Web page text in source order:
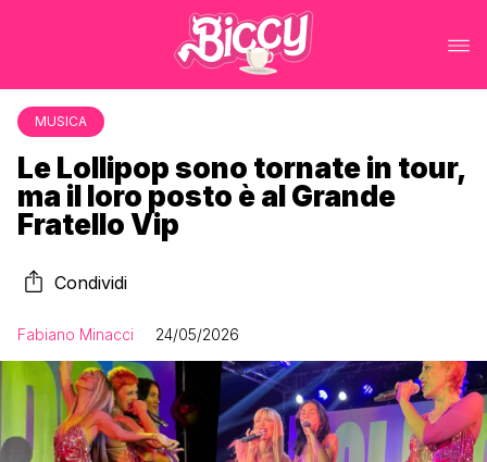
MUSICA
Le Lollipop sono tornate in tour,
ma il loro posto è al Grande
Fratello Vip
Condividi
Fabiano Minacci 24/05/2026